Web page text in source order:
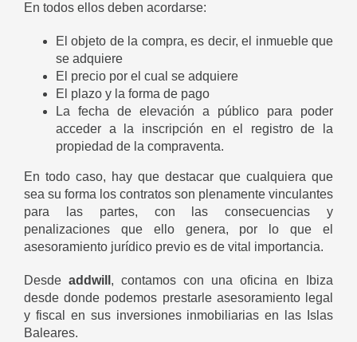
En todos ellos deben acordarse:
El objeto de la compra, es decir, el inmueble que
se adquiere
El precio por el cual se adquiere
El plazo y la forma de pago
La fecha de elevación a público para poder
acceder a la inscripción en el registro de la
propiedad de la compraventa.
En todo caso, hay que destacar que cualquiera que
sea su forma los contratos son plenamente vinculantes
para las partes, con las consecuencias y
penalizaciones que ello genera, por lo que el
asesoramiento jurídico previo es de vital importancia.
Desde addwill , contamos con una oficina en Ibiza
desde donde podemos prestarle asesoramiento legal
y fiscal en sus inversiones inmobiliarias en las Islas
Baleares.